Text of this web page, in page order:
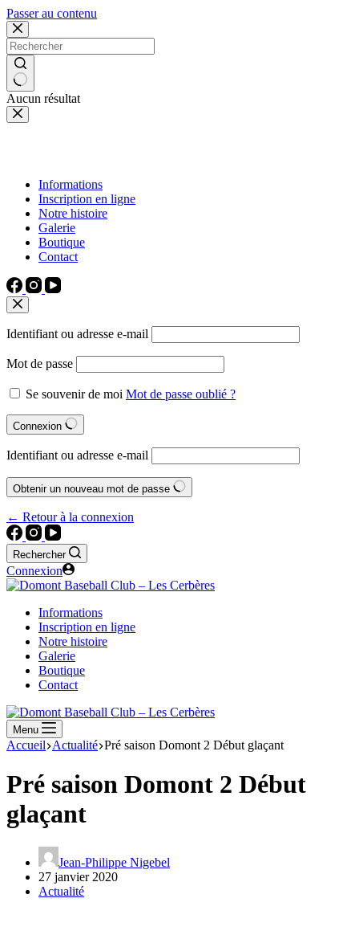
Passer au contenu
Aucun résultat
Informations
Inscription en ligne
Notre histoire
Galerie
Boutique
Contact
Identifiant ou adresse e-mail
Mot de passe
Se souvenir de moi Mot de passe oublié ?
Connexion
Identifiant ou adresse e-mail
Obtenir un nouveau mot de passe
← Retour à la connexion
Rechercher
Connexion
Informations
Inscription en ligne
Notre histoire
Galerie
Boutique
Contact
Menu
Accueil Actualité Pré saison Domont 2 Début glaçant
Pré saison Domont 2 Début
glaçant
Jean-Philippe Nigebel
27 janvier 2020
Actualité